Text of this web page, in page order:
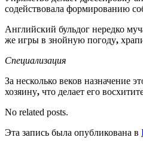
содействовала формированию
Английский бульдог нередко
же игры в знойную погоду,
Специализация
За несколько веков назначение
хозяину, что делает его
No related posts.
Эта запись была опубликована в